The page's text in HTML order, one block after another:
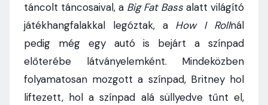
táncolt táncosaival, a Big Fat Bass alatt világító
játékhangfalakkal legóztak, a How I Rollnál
pedig még egy autó is bejárt a színpad
előterébe látványelemként. Mindeközben
folyamatosan mozgott a színpad, Britney hol
liftezett, hol a színpad alá süllyedve tűnt el,